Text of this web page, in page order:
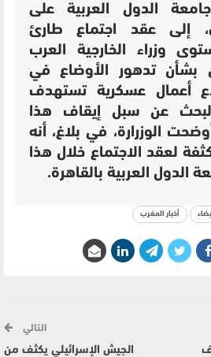
الدول العربية على
إلى عقد اجتماع طارئ
وزراء الخارجية العرب
بشأن تدهور الأوضاع في
أعمال عسكرية تستهدف
البحث عن سبل إيقاف هذا
الوزرارة، في بلاغ، أنه
لعقد الاجتماع خلال هذا
الدول العربية بالقاهرة.
أخبار المغرب
التالي
الجيش الإسرائيلي يكثف من